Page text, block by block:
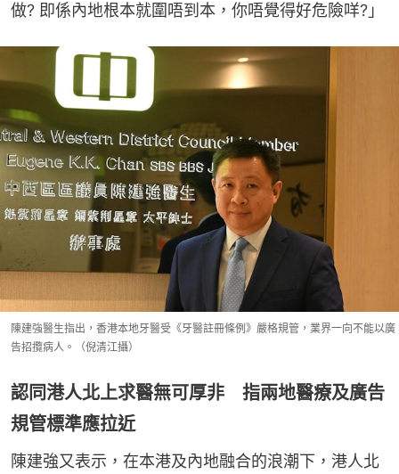
做? 即係內地根本就圍唔到本，你唔覺得好危險咩?」
陳建強醫生指出，香港本地牙醫受《牙醫註冊條例》嚴格規管，業界一向不能以廣
告招攬病人。（倪清江攝）
認同港人北上求醫無可厚非 指兩地醫療及廣告
規管標準應拉近
陳建強又表示，在本港及內地融合的浪潮下，港人北